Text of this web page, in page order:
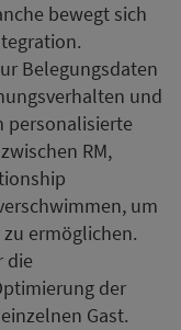
bewegt sich
Belegungsdaten
und
personalisierte
RM,
um
zu ermöglichen.
die
der
Gast.